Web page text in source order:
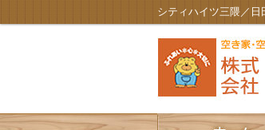
シティハイツ三隈／